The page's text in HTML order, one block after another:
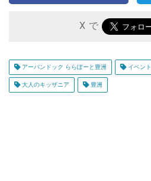
X で
アーバンドック ららぽーと豊洲 イベント
大人のキッザニア 豊洲